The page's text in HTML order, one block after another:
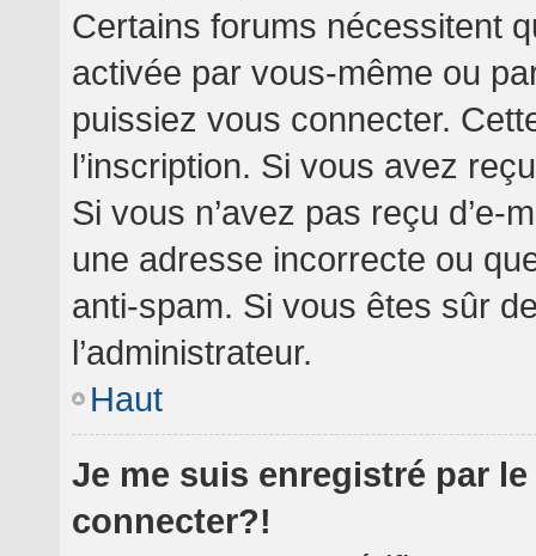
Certains forums nécessitent
activée par vous-même ou
puissiez vous connecter.
l’inscription. Si vous avez
Si vous n’avez pas reçu d’e-
une adresse incorrecte ou
anti-spam. Si vous êtes sûr
l’administrateur.
Haut
Je me suis enregistré par
connecter?!